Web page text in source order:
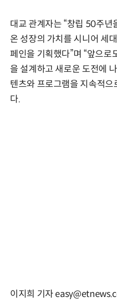
대교 관계자는 “창립 50주년
온 성장의 가치를 시니어 세
페인을 기획했다”며 “앞으로
을 설계하고 새로운 도전에
텐츠와 프로그램을 지속적으
다.
이지희 기자